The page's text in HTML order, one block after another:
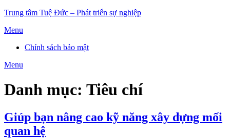
Skip
content
Trung tâm Tuệ Đức – Phát triển sự nghiệp
Menu
Chính sách bảo mật
Menu
Danh mục: Tiêu chí
Giúp bạn nâng cao kỹ năng xây dựng mối
quan hệ